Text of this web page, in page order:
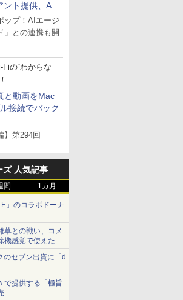
ト提供、AI
接続が容易に
ップ！AIエージ
」との連携も開
Fiの“わからな
と動画をMac
接続でバック
】第294回
人気記事
間 1カ月
」のコラボドーナ
草との戦い、コメ
感覚で使えた
のセブン出資に「d
で提供する「極旨